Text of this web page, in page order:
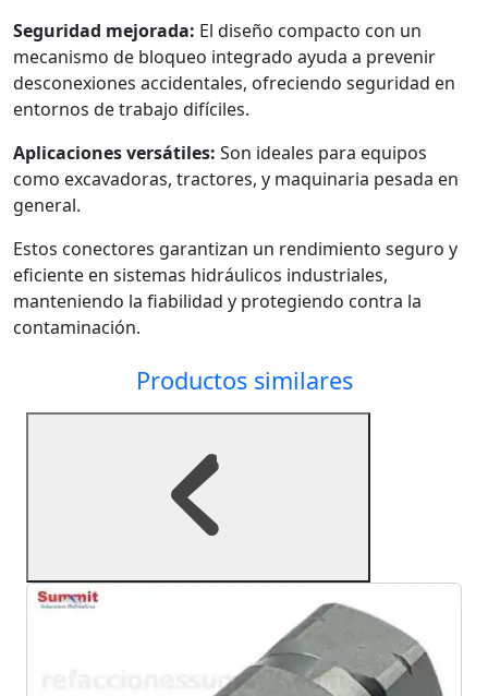
Seguridad mejorada: El diseño compacto con un
mecanismo de bloqueo integrado ayuda a prevenir
desconexiones accidentales, ofreciendo seguridad en
entornos de trabajo difíciles.
Aplicaciones versátiles: Son ideales para equipos
como excavadoras, tractores, y maquinaria pesada en
general.
Estos conectores garantizan un rendimiento seguro y
eficiente en sistemas hidráulicos industriales,
manteniendo la fiabilidad y protegiendo contra la
contaminación.
Productos similares